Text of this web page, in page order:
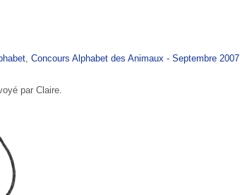
Concours Alphabet des Animaux - Septembre 2007
par Claire.